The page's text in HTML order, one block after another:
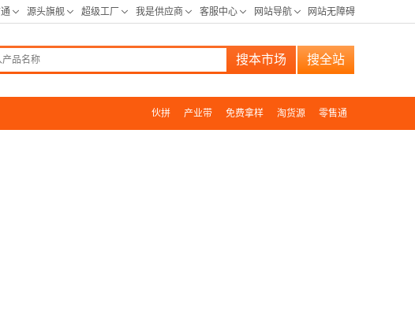
搜本市场 搜全站
零售通
淘货源
免费拿样
产业带
伙拼